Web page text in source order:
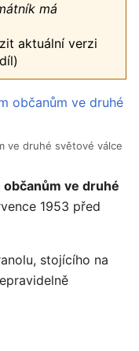
má
aktuální verzi
ve druhé světové válce
ve druhé
1953 před
stojícího na